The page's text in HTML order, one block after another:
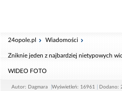
24opole.pl Wiadomości
Zniknie jeden z najbardziej nietypowych
WIDEO FOTO
Autor: Dagmara Wyświetleń: 16961 Dodano: